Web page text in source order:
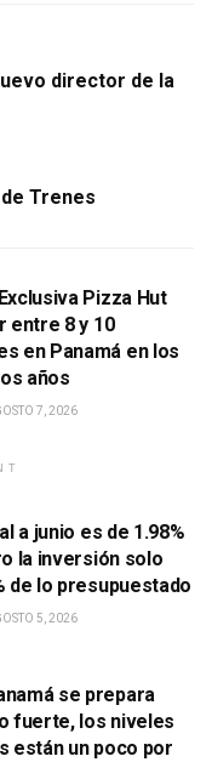
director de la
Trenes
Pizza Hut
entre 8 y 10
en Panamá en los
años
7, 2026
a junio es de 1.98%
la inversión solo
de lo presupuestado
5, 2026
se prepara
fuerte, los niveles
están un poco por